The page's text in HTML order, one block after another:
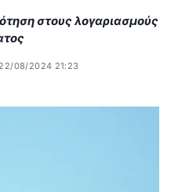
στους λογαριασμούς
22/08/2024 21:23